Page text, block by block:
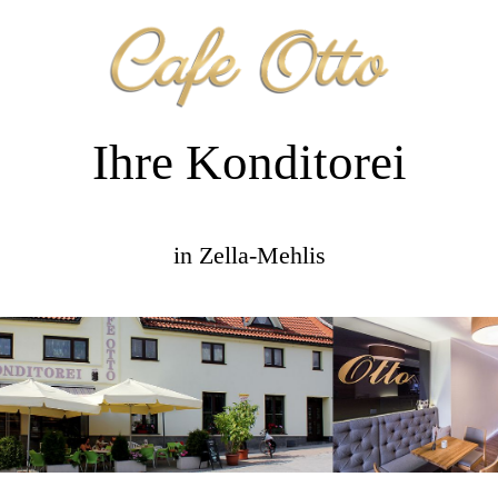
Ihre Konditorei
in Zella-Mehlis